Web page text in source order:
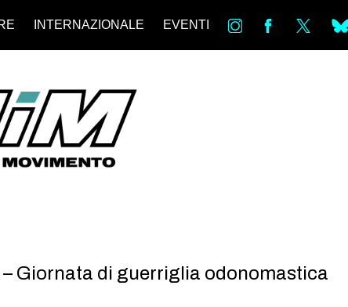
INTERNAZIONALE EVENTI in
Giornata di guerriglia odonomastica